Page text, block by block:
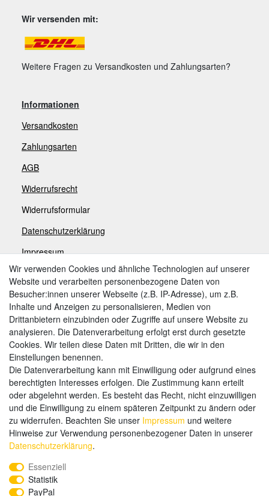
Wir versenden mit:
Weitere Fragen zu Versandkosten und Zahlungsarten?
Informationen
Versandkosten
Zahlungsarten
AGB
Widerrufsrecht
Widerrufsformular
Datenschutzerklärung
Impressum
Zahlungsarten
Weitere Zahlungsarten:
Kauf auf Rechnung
Vorkasse
Hier sind wir
Wir verwenden Cookies und ähnliche Technologien auf unserer
Website und verarbeiten personenbezogene Daten von
Besucher:innen unserer Webseite (z.B. IP-Adresse), um z.B.
Inhalte und Anzeigen zu personalisieren, Medien von
Drittanbietern einzubinden oder Zugriffe auf unsere Website zu
analysieren. Die Datenverarbeitung erfolgt erst durch gesetzte
Cookies. Wir teilen diese Daten mit Dritten, die wir in den
Einstellungen benennen.
Die Datenverarbeitung kann mit Einwilligung oder aufgrund eines
berechtigten Interesses erfolgen. Die Zustimmung kann erteilt
oder abgelehnt werden. Es besteht das Recht, nicht einzuwilligen
und die Einwilligung zu einem späteren Zeitpunkt zu ändern oder
zu widerrufen. Beachten Sie unser Impressum und weitere
Hinweise zur Verwendung personenbezogener Daten in unserer
Daten­schutz­erklärung.
Essenziell
Statistik
PayPal